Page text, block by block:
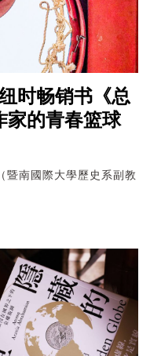
时畅销书《总
家的青春篮球
暨南國際大學歷史系副教